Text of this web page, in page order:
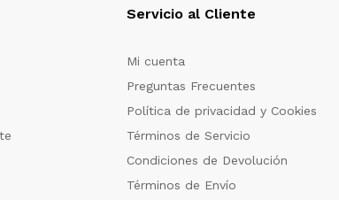
Servicio al Cliente
Mi cuenta
Preguntas Frecuentes
Política de privacidad y Cookies
Términos de Servicio
Condiciones de Devolución
Términos de Envío